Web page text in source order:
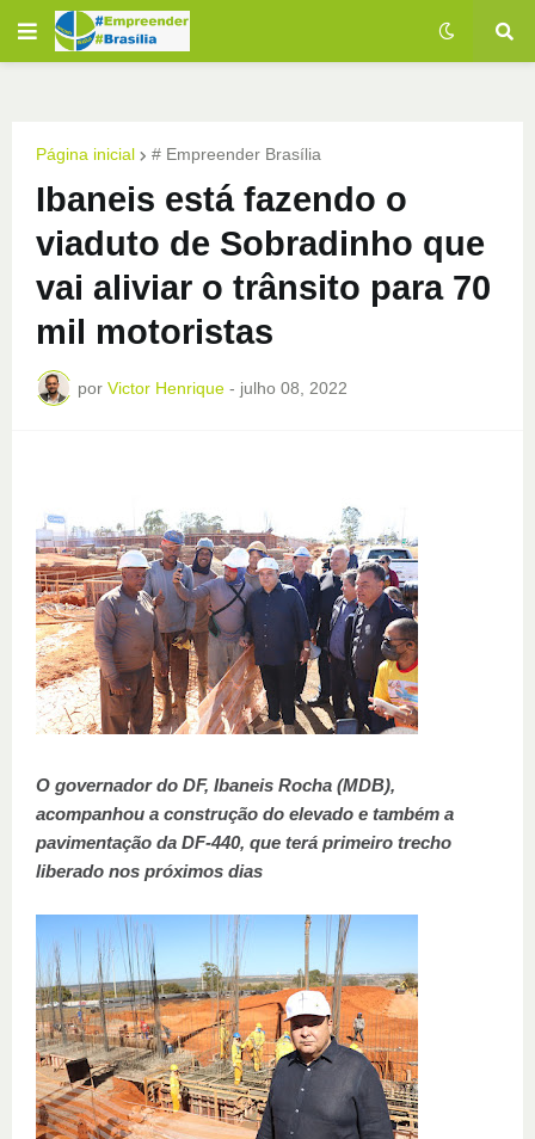
Página inicial # Empreender Brasília
Ibaneis está fazendo o
viaduto de Sobradinho que
vai aliviar o trânsito para 70
mil motoristas
por Victor Henrique - julho 08, 2022
O governador do DF, Ibaneis Rocha (MDB),
acompanhou a construção do elevado e também a
pavimentação da DF-440, que terá primeiro trecho
liberado nos próximos dias